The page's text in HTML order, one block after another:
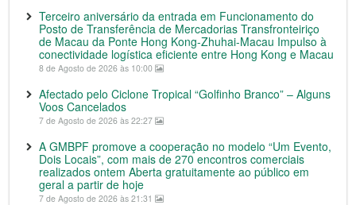
Terceiro aniversário da entrada em Funcionamento do
Posto de Transferência de Mercadorias Transfronteiriço
de Macau da Ponte Hong Kong-Zhuhai-Macau Impulso à
conectividade logística eficiente entre Hong Kong e Macau
8 de Agosto de 2026 às 10:00
Afectado pelo Ciclone Tropical “Golfinho Branco” – Alguns
Voos Cancelados
7 de Agosto de 2026 às 22:27
A GMBPF promove a cooperação no modelo “Um Evento,
Dois Locais”, com mais de 270 encontros comerciais
realizados ontem Aberta gratuitamente ao público em
geral a partir de hoje
7 de Agosto de 2026 às 21:31